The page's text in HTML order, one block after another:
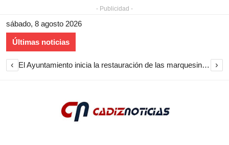
- Publicidad -
sábado, 8 agosto 2026
Últimas noticias
‹ El Ayuntamiento inicia la restauración de las marquesinas de Plaza Esteve para volver a instalarlas en el centro de Jerez ›